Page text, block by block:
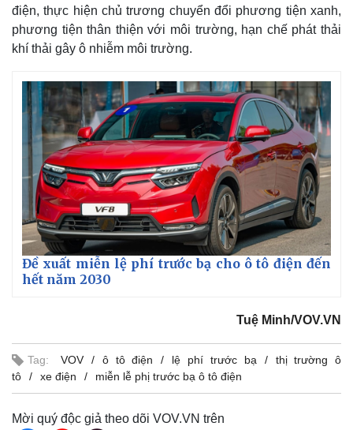
Khởi nghiệp
Thị trường
Tiêu dùng
điện, thực hiện chủ trương chuyển đổi phương tiện xanh,
phương tiện thân thiện với môi trường, hạn chế phát thải
khí thải gây ô nhiễm môi trường.
Đề xuất miễn lệ phí trước bạ cho ô tô điện đến
hết năm 2030
Tuệ Minh/VOV.VN
Tag: VOV ô tô điện lệ phí trước bạ
thị trường ô
tô
xe điện miễn lễ phị trước bạ ô tô điện
Mời quý độc giả theo dõi VOV.VN trên